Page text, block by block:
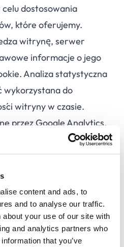
content and ads, to
and to analyse our traffic.
your use of our site with
and analytics partners who
that you’ve
dostosowania
które oferujemy.
witrynę, serwer
informacje o jego
Analiza statystyczna
wykorzystana do
witryny w czasie.
przez Google Analytics.
z naszej witryny
Wybierając
w opcjach
wszystkie pliki cookie
nawet te, które jeszcze
wizyty